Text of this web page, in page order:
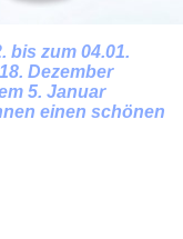
bis zum 04.01.
Dezember
5. Januar
einen schönen